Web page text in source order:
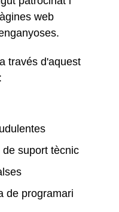
web
través d'aquest
suport tècnic
de programari